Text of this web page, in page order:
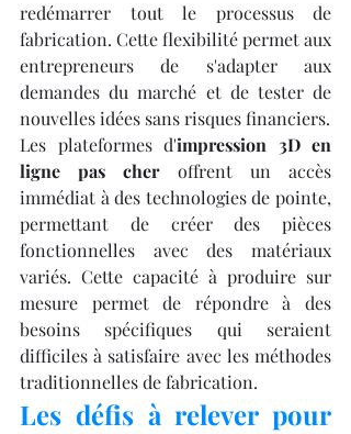
redémarrer tout le processus de
fabrication. Cette flexibilité permet aux
entrepreneurs de s'adapter aux
demandes du marché et de tester de
nouvelles idées sans risques financiers.
Les plateformes d'impression 3D en
ligne pas cher offrent un accès
immédiat à des technologies de pointe,
permettant de créer des pièces
fonctionnelles avec des matériaux
variés. Cette capacité à produire sur
mesure permet de répondre à des
besoins spécifiques qui seraient
difficiles à satisfaire avec les méthodes
traditionnelles de fabrication.
Les défis à relever pour